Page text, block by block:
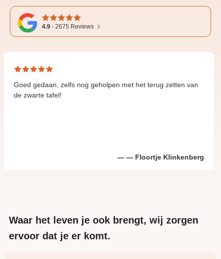
4.9 - 2675 Reviews
zelfs nog geholpen met het terug zetten van
tafel!
Floortje Klinkenberg
Great
Waar het leven je ook brengt, wij zorgen
ervoor dat je er komt.